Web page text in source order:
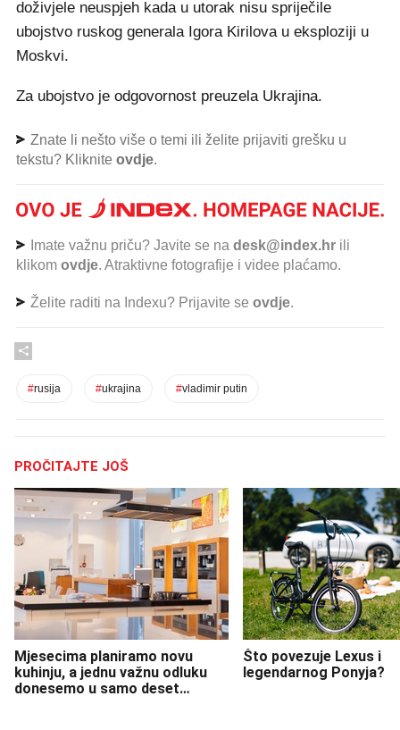
doživjele neuspjeh kada u utorak nisu spriječile
ubojstvo ruskog generala Igora Kirilova u eksploziji u
Moskvi.
Za ubojstvo je odgovornost preuzela Ukrajina.
Znate li nešto više o temi ili želite prijaviti grešku u
tekstu? Kliknite ovdje.
Imate važnu priču? Javite se na desk@index.hr ili
klikom ovdje. Atraktivne fotografije i videe plaćamo.
Želite raditi na Indexu? Prijavite se ovdje.
#rusija #ukrajina #vladimir putin
PROČITAJTE JOŠ
Mjesecima planiramo novu
kuhinju, a jednu važnu odluku
donesemo u samo deset
Što povezuje Lexus i
legendarnog Ponyja?